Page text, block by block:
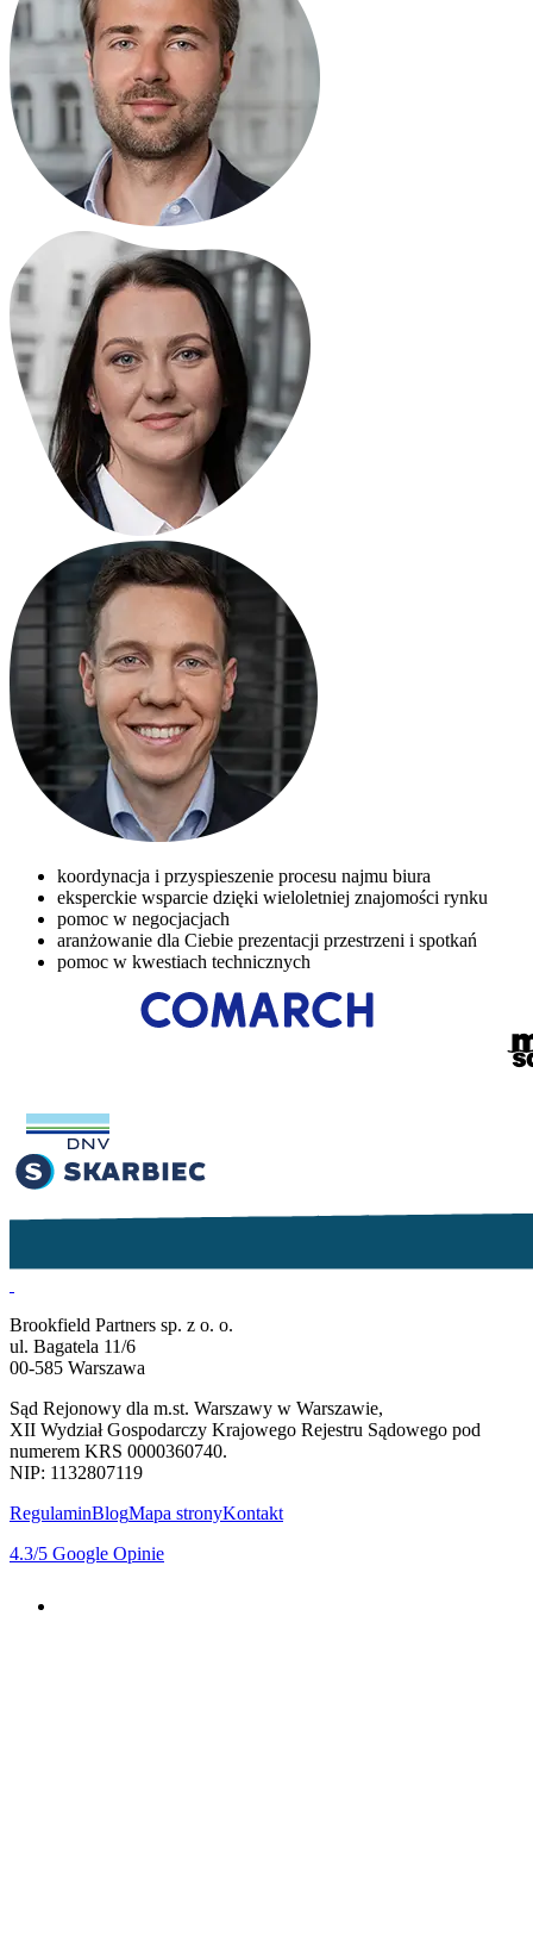
koordynacja i przyspieszenie procesu najmu biura
eksperckie wsparcie dzięki wieloletniej znajomości rynku
pomoc w negocjacjach
aranżowanie dla Ciebie prezentacji przestrzeni i spotkań
pomoc w kwestiach technicznych
Brookfield Partners sp. z o. o.
ul. Bagatela 11/6
00-585 Warszawa
Sąd Rejonowy dla m.st. Warszawy w Warszawie,
XII Wydział Gospodarczy Krajowego Rejestru Sądowego pod
numerem KRS 0000360740.
NIP: 1132807119
RegulaminBlogMapa stronyKontakt
4.3/5 Google Opinie